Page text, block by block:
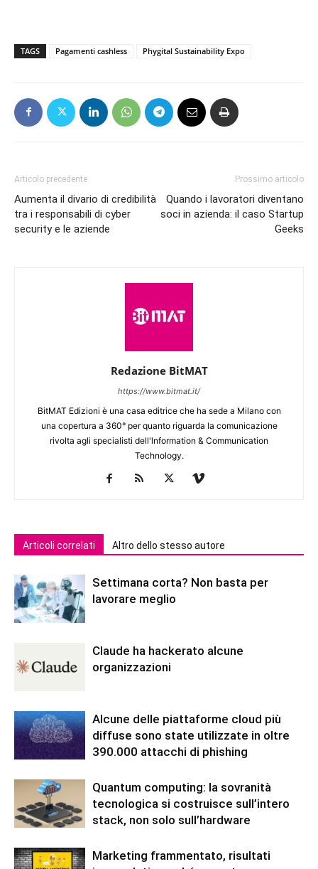
TAGS Pagamenti cashless Phygital Sustainability Expo
Articolo precedente
Aumenta il divario di credibilità
tra i responsabili di cyber
security e le aziende
Prossimo articolo
Quando i lavoratori diventano
soci in azienda: il caso Startup
Geeks
Redazione BitMAT
https://www.bitmat.it/
BitMAT Edizioni è una casa editrice che ha sede a Milano con
una copertura a 360° per quanto riguarda la comunicazione
rivolta agli specialisti dell'lnformation & Communication
Technology.
Articoli correlati Altro dello stesso autore
Settimana corta? Non basta per
lavorare meglio
Claude ha hackerato alcune
organizzazioni
Alcune delle piattaforme cloud più
diffuse sono state utilizzate in oltre
390.000 attacchi di phishing
Quantum computing: la sovranità
tecnologica si costruisce sull’intero
stack, non solo sull’hardware
Marketing frammentato, risultati